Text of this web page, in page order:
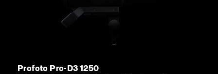
Profoto Pro-D3 1250